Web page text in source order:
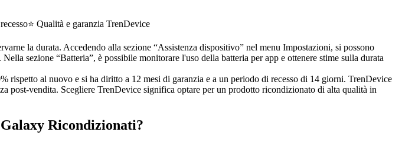
⭐ Qualità e garanzia TrenDevice
la durata. Accedendo alla sezione “Assistenza dispositivo” nel menu Impostazioni, si possono
sezione “Batteria”, è possibile monitorare l'uso della batteria per app e ottenere stime sulla durata
rispetto al nuovo e si ha diritto a 12 mesi di garanzia e a un periodo di recesso di 14 giorni. TrenDevice
post-vendita. Scegliere TrenDevice significa optare per un prodotto ricondizionato di alta qualità in
Ricondizionati?